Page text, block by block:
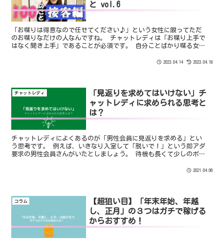
と vol.6
「お喋りは得意なので任せてください♪」という女性に限ってただ
のお喋りなだけの人なんですね。 チャットレディは「お喋り上手で
はなく聞き上手」であることが必須です。 自分ことばかり喋る女性
2023.04.14 2023.04.18
チャットレディ
「見返りを求めてはいけない」チ
ャットレディに求められる思考と
は？
チャットレディによくあるのが「男性会員に見返りを求める」とい
う思考です。 例えば、いきなり入室して「脱いで！」という即アダ
要求の男性会員さんがいたとしましょう。 待機も長くて少しのポイ
2021.04.06
コラム
【超狙い目】「年末年始、年越
し、正月」の３つはガチで稼げる
からおすすめ！